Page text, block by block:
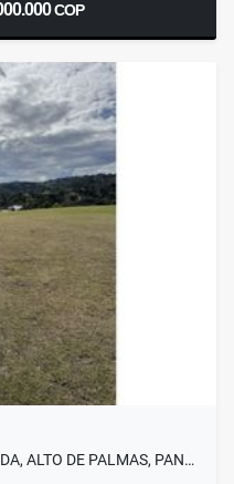
COP
ALTO DE PALMAS, PAN…